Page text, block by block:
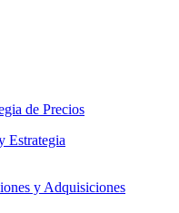
de Precios
Estrategia
y Adquisiciones